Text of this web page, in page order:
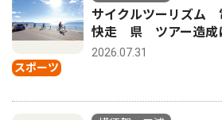
スポーツ
サイクルツーリズム
快走 県 ツアー造成
2026.07.31